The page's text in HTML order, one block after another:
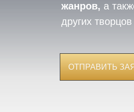
ОТПРАВИТЬ
жанров, а
других творцов